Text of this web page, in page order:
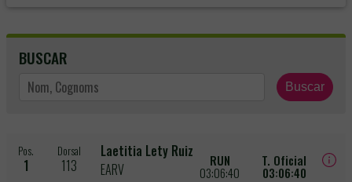
BUSCAR
Buscar
Pos.
1
Dorsal
113
Laetitia Lety Ruiz
EARV
RUN
03:06:40
T. Oficial
03:06:40